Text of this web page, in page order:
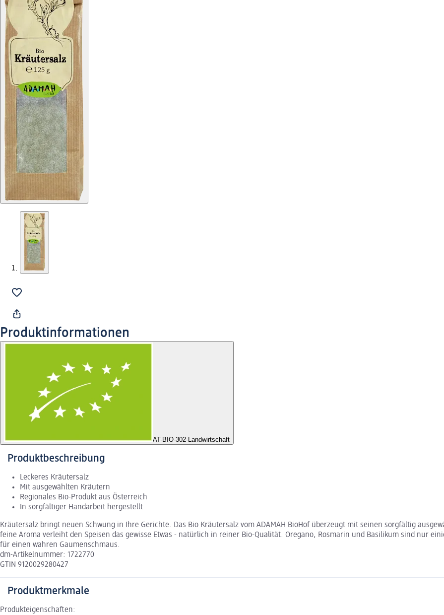
Produktinformationen
AT-BIO-302-Landwirtschaft
Produktbeschreibung
Leckeres Kräutersalz
Mit ausgewählten Kräutern
Regionales Bio-Produkt aus Österreich
In sorgfältiger Handarbeit hergestellt
Kräutersalz bringt neuen Schwung in Ihre Gerichte. Das Bio Kräutersalz vom ADAMAH BioHof überzeugt mit seinen sorgfältig
feine Aroma verleiht den Speisen das gewisse Etwas - natürlich in reiner Bio-Qualität. Oregano, Rosmarin und Basilikum sind nur
für einen wahren Gaumenschmaus.
dm-Artikelnummer: 1722770
GTIN 9120029280427
Produktmerkmale
Produkteigenschaften: